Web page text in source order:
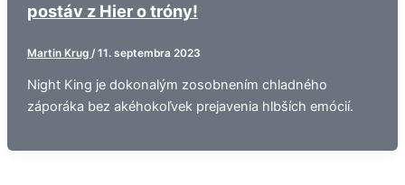
postáv z Hier o tróny!
Martin Krug / 11. septembra 2023
Night King je dokonalým zosobnením chladného
záporáka bez akéhokoľvek prejavenia hlbších emócií.